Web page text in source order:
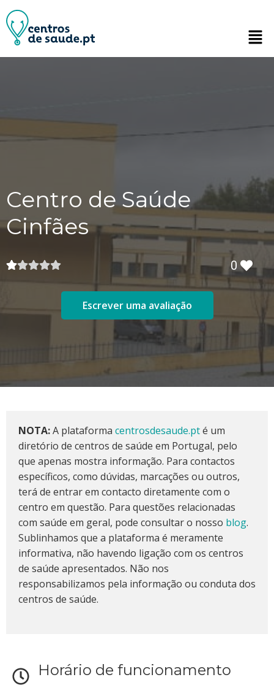
Centro de Saúde
Cinfães
0
Escrever uma avaliação
Horário de funcionamento
NOTA:A plataforma centrosdesaude.pté um
diretório de centros de saúde em Portugal, pelo
que apenas mostra informação. Para contactos
específicos, como dúvidas, marcações ou outros,
terá de entrar em contacto diretamente com o
centro em questão. Para questões relacionadas
com saúde em geral, pode consultar o nosso blog.
Sublinhamos que a plataforma é meramente
informativa, não havendo ligação com os centros
de saúde apresentados. Não nos
responsabilizamos pela informação ou conduta dos
centros de saúde.